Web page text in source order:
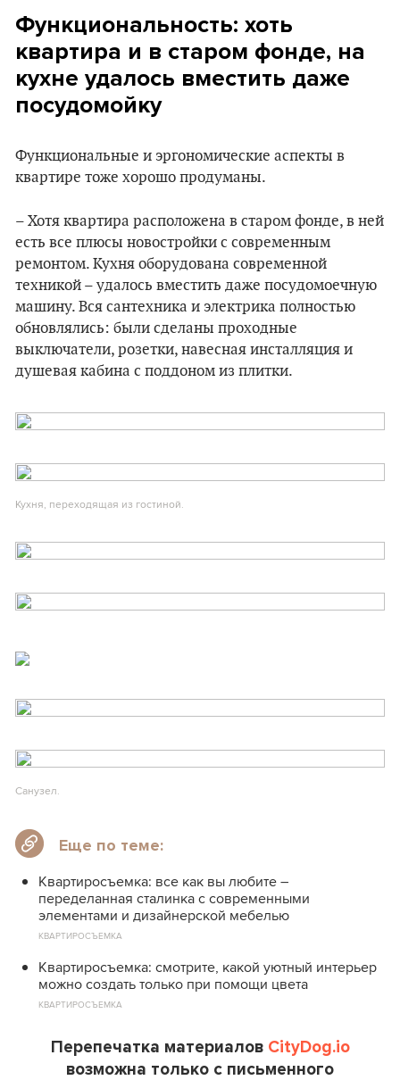
Функциональность: хоть
квартира и в старом фонде, на
кухне удалось вместить даже
посудомойку
Функциональные и эргономические аспекты в
квартире тоже хорошо продуманы.
– Хотя квартира расположена в старом фонде, в ней
есть все плюсы новостройки с современным
ремонтом. Кухня оборудована современной
техникой – удалось вместить даже посудомоечную
машину. Вся сантехника и электрика полностью
обновлялись: были сделаны проходные
выключатели, розетки, навесная инсталляция и
душевая кабина с поддоном из плитки.
Кухня, переходящая из гостиной.
Санузел.
Еще по теме:
Квартиросъемка: все как вы любите –
переделанная сталинка с современными
элементами и дизайнерской мебелью
КВАРТИРОСЪЕМКА
Квартиросъемка: смотрите, какой уютный интерьер
можно создать только при помощи цвета
КВАРТИРОСЪЕМКА
Перепечатка материалов CityDog.io
возможна только с письменного